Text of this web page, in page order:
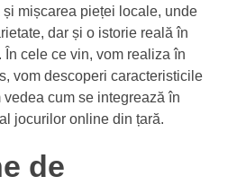
mișcarea pieței locale, unde
dar și o istorie reală în
cele ce vin, vom realiza în
vom descoperi caracteristicile
vedea cum se integrează în
jocurilor online din țară.
de